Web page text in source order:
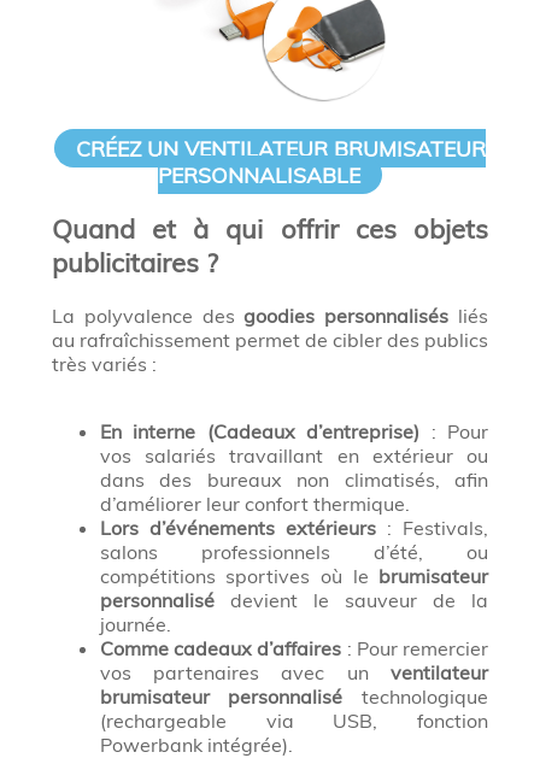
CRÉEZ UN VENTILATEUR BRUMISATEUR
PERSONNALISABLE
Quand et à qui offrir ces objets
publicitaires ?
La polyvalence desgoodies personnalisés liés
au rafraîchissement permet de cibler des publics
très variés :
En interne (Cadeaux d’entreprise) : Pour
vos salariés travaillant en extérieur ou
dans des bureaux non climatisés, afin
d’améliorer leur confort thermique.
Lors d’événements extérieurs : Festivals,
salons professionnels d’été, ou
compétitions sportives où le brumisateur
personnalisédevient le sauveur de la
journée.
Comme cadeaux d’affaires : Pour remercier
vos partenaires avec unventilateur
brumisateur personnalisé technologique
(rechargeable via USB, fonction
Powerbank intégrée).